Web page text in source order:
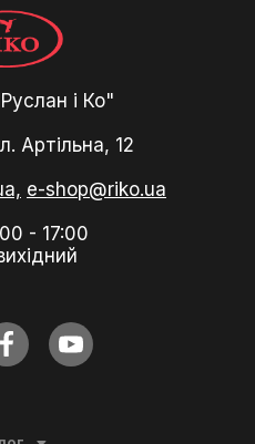
і Ко"
Артільна, 12
e-shop@riko.ua
- 17:00